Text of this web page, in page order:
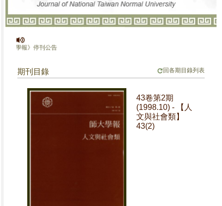
大學報》停刊公告
期刊目錄 回各期目錄列表
43卷第2期
(1998.10) - 【人
文與社會類】
43(2)